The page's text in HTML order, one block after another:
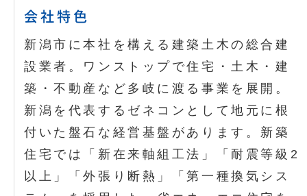
会社特色
新潟市に本社を構える建築土木の総合建
設業者。ワンストップで住宅・土木・建
築・不動産など多岐に渡る事業を展開。
新潟を代表するゼネコンとして地元に根
付いた盤石な経営基盤があります。新築
住宅では「新在来軸組工法」「耐震等級2
以上」「外張り断熱」「第一種換気シス